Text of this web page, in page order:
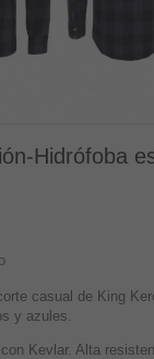
Hidrófoba
casual de King
y azules.
Kevlar. Alta